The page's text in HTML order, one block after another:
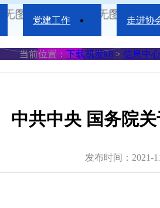
党建工作 走进协
当前位置： 下载凯发k8 > 信息中心
中共中央 国务院
发布时间：2021-